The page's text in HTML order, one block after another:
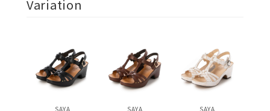
Variation
SAYA
SAYA
SAYA